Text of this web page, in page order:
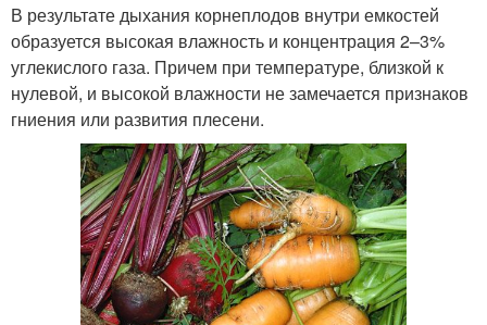
В результате дыхания корнеплодов внутри емкостей
образуется высокая влажность и концентрация 2–3%
углекислого газа. Причем при температуре, близкой к
нулевой, и высокой влажности не замечается признаков
гниения или развития плесени.